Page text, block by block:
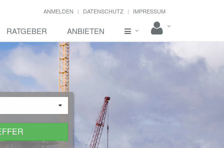
ANMELDEN DATENSCHUTZ IMPRESSUM
RATGEBER ANBIETEN